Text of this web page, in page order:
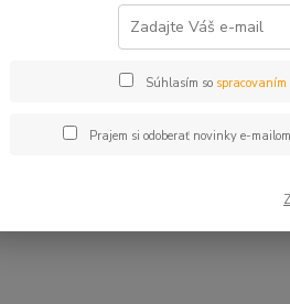
Súhlasím so
Prajem si odoberať novinky e-